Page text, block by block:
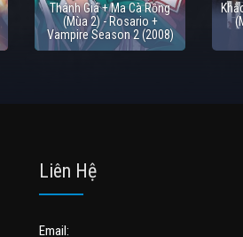
Thánh Giá + Ma Cà Rồng
(Mùa 2) - Rosario +
Vampire Season 2 (2008)
Liên Hệ
Email: